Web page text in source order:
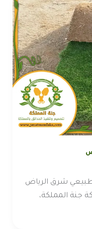
شرق الرياض
جنة المملكة،